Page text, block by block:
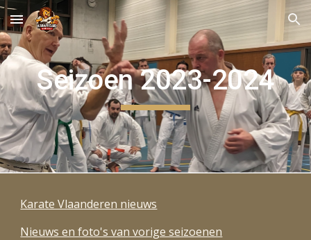
Skip to main content Skip to navigation
Seizoen 2023-2024
Karate Vlaanderen nieuws
Nieuws en foto's van vorige seizoenen